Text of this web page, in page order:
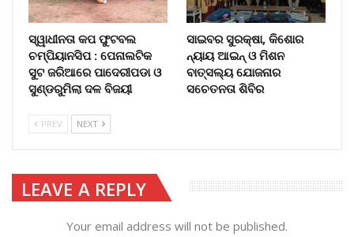
ସ୍ୱାଧୀନତା କପ ଫୁଟବଲ
ଚମ୍ପିୟାନସିପ : ପେନାଲଟିକ
ସୁଟ ଜରିଆରେ ପାଦେରୀପଡା ଓ
ସୁଣ୍ଡରୁମିଲା ଦଳ ବିଜୟୀ
ସାଇବର ସୁରକ୍ଷା, କିଶୋର
ନ୍ୟାୟ ଆଇନ୍ ଓ ମିଶନ
ବାତ୍ସଲ୍ୟ ଯୋଜନାର
ସଚେତନତା ଶିବିର
PREV NEXT
LEAVE A REPLY
Your email address will not be published.